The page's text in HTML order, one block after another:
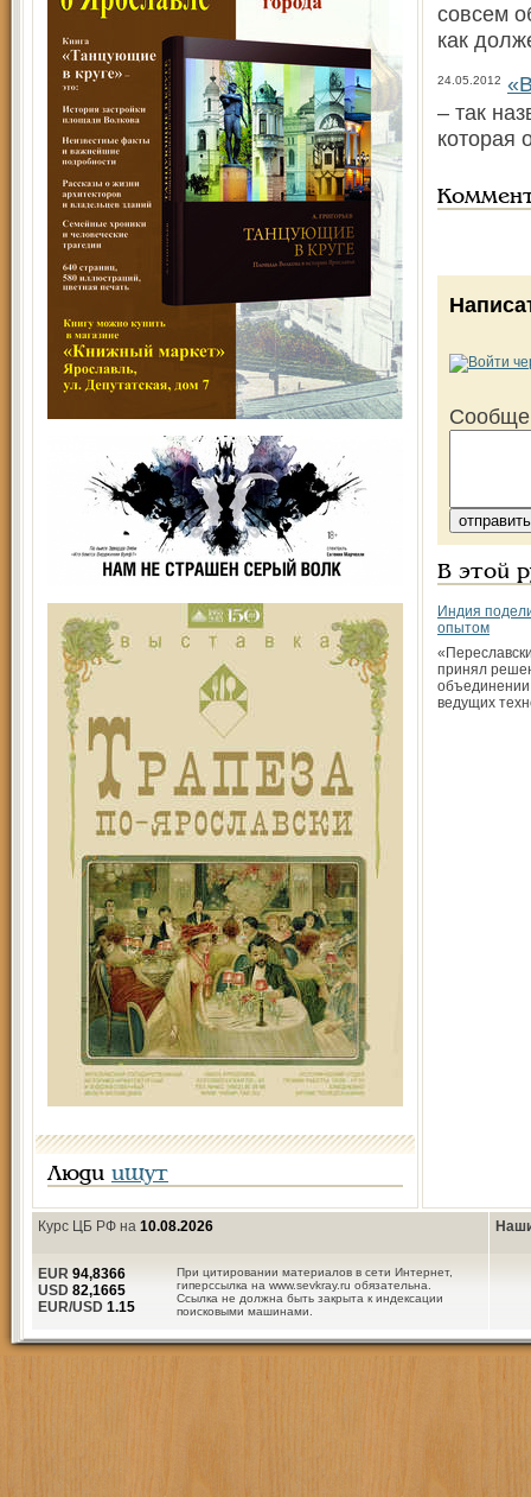
Люди ищут
совсем
как
24.05.2012
– так
которая
В этой
Индия
опытом
принял
ведущих
Курс ЦБ РФ на 10.08.2026
При цитировании материалов в сети Интернет,
гиперссылка на www.sevkray.ru обязательна.
Ссылка не должна быть закрыта к индексации
поисковыми машинами.
EUR 94,8366
USD 82,1665
EUR/USD 1.15